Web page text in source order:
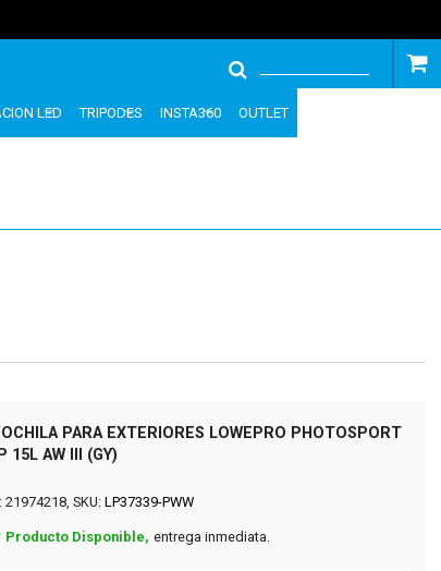
LED TRIPODES INSTA360 OUTLET
PARA EXTERIORES LOWEPRO PHOTOSPORT
15L AW III (GY)
21974218, SKU:LP37339-PWW
Producto Disponible, entrega inmediata.